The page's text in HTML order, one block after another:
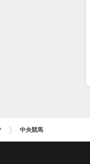
中央競馬